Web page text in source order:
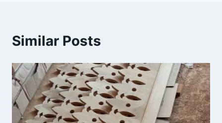
Similar Posts